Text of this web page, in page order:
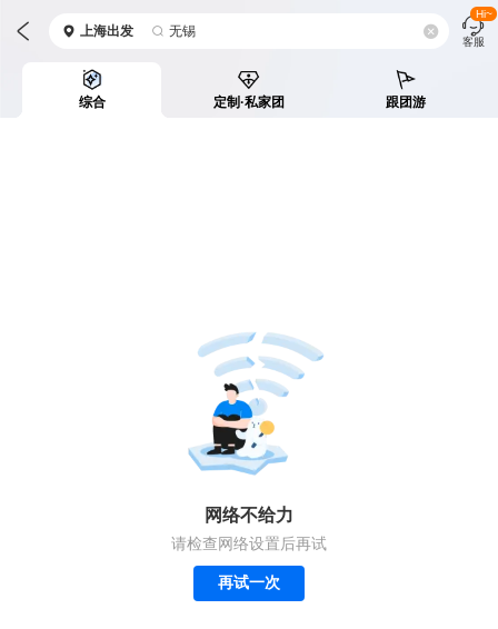
上海出发 无锡
客服
Hi~
综合 定制·私家团 跟团游
网络不给力
请检查网络设置后再试
再试一次